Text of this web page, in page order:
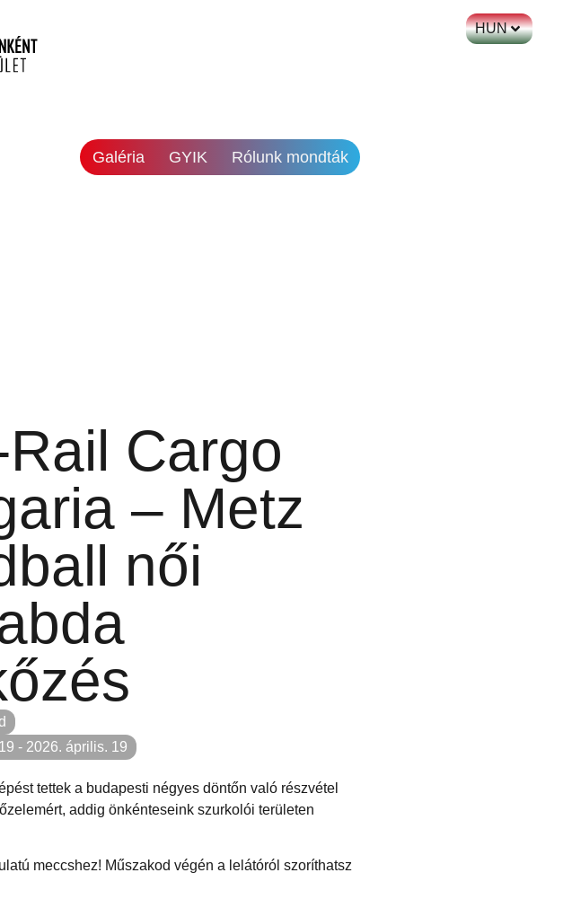
Galéria GYIK Rólunk mondták
HUN
Cargo
– Metz
női
- 2026. április. 19
tettek a budapesti négyes döntőn való részvétel
addig önkénteseink szurkolói területen
meccshez! Műszakod végén a lelátóról szoríthatsz